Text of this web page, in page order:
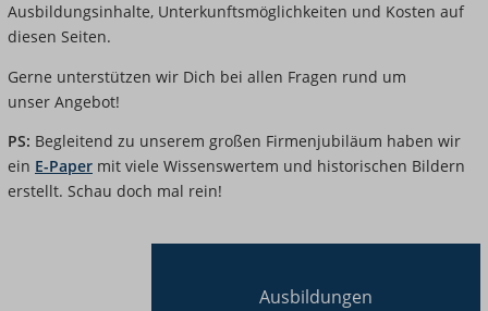
Ausbildungsinhalte, Unterkunftsmöglichkeiten und Kosten auf
diesen Seiten.
Gerne unterstützen wir Dich bei allen Fragen rund um
unser Angebot!
PS: Begleitend zu unserem großen Firmenjubiläum haben wir
ein E-Paper mit viele Wissenswertem und historischen Bildern
erstellt. Schau doch mal rein!
Ausbildungen